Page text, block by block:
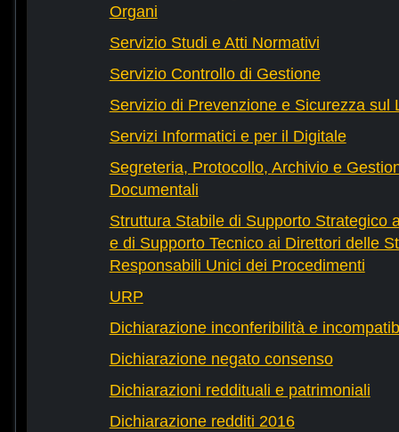
Organi
Servizio Studi e Atti Normativi
Servizio Controllo di Gestione
Servizio di Prevenzione e Sicurezza sul
Servizi Informatici e per il Digitale
Segreteria, Protocollo, Archivio e
Documentali
Struttura Stabile di Supporto Strategico
e di Supporto Tecnico ai Direttori delle
Responsabili Unici dei Procedimenti
URP
Dichiarazione inconferibilità e
Dichiarazione negato consenso
Dichiarazioni reddituali e patrimoniali
Dichiarazione redditi 2016